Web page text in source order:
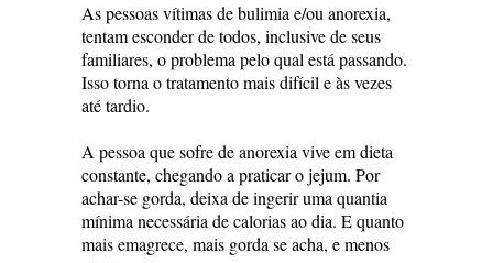
As pessoas vítimas de bulimia e/ou anorexia,
tentam esconder de todos, inclusive de seus
familiares, o problema pelo qual está passando.
Isso torna o tratamento mais difícil e às vezes
até tardio.
A pessoa que sofre de anorexia vive em dieta
constante, chegando a praticar o jejum. Por
achar-se gorda, deixa de ingerir uma quantia
mínima necessária de calorias ao dia. E quanto
mais emagrece, mais gorda se acha, e menos